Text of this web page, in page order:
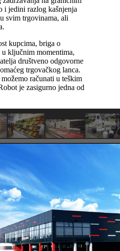
i jedini razlog kašnjenja
svim trgovinama, ali
kupcima, briga o
ključnim momentima,
društveno odgovorne
trgovačkog lanca.
računati u teškim
je zasigurno jedna od